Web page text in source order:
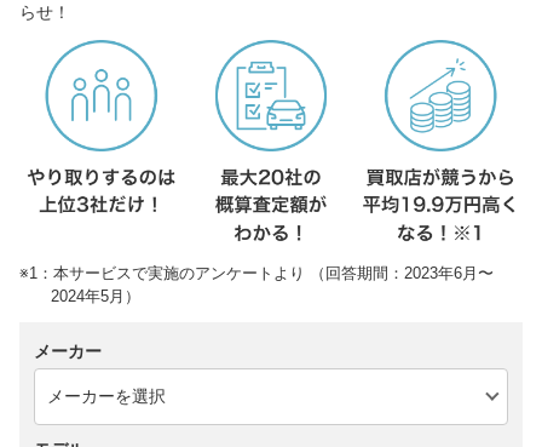
らせ！
※1：本サービスで実施のアンケートより （回答期間：2023年6月〜
2024年5月）
メーカー